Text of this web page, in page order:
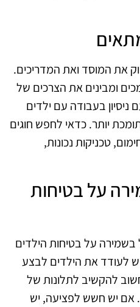
את המוסד ואת המדריכים.
ומבינים את הצרכים של
ניסיון בעבודה עם ילדים
יותר. כדאי לחפש חוגים
טכניקות נכונות,
על בטיחות
בשמירה על בטיחות הילדים
לעודד את הילדים לבצע
להקשיב לתלונות של
אם יש חשש לפציעה, יש